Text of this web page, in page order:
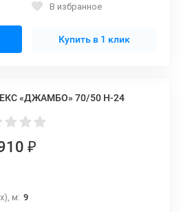
В избранное
Купить в 1 клик
«ДЖАМБО» 70/50 Н-24
₽
м: 9